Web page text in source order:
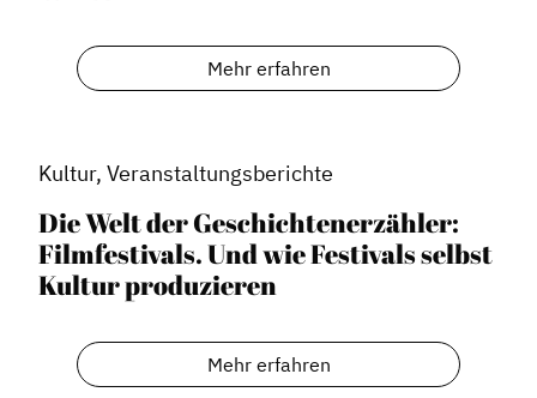
Dachverband
Geschichte des Dachverbandes
Vorstand
Mitglieder
Vorteile für Mitglieder
Mehr erfahren
Kultur, Veranstaltungsberichte
Die Welt der Geschichtenerzähler:
Filmfestivals. Und wie Festivals selbst
Kultur produzieren
Mehr erfahren